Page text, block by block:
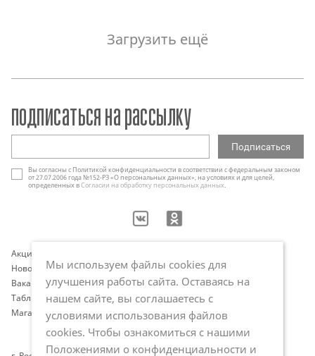
Загрузить ещё
Акции
Новости
Вакансии
Таблица размеров
Магазины
Оплата и доставка
Программа лояльности
Публичная оферта
Политика обработки
персональных данных
подписаться на рассылку
Вы согласны с Политикой конфиденциальности в соответствии с федеральным законом
от 27.07.2006 года №152-РЗ «О персональных данных», на условиях и для целей,
определенных вСогласии на обработку персональных данных.
Мы используем файлы cookies для
улучшения работы сайта. Оставаясь на
нашем сайте, вы соглашаетесь с
условиями использования файлов
cookies. Чтобы ознакомиться с нашими
Положениями о конфиденциальности и